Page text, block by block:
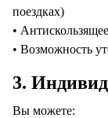
поездках)
•
• Возможность
3.
Вы можете: